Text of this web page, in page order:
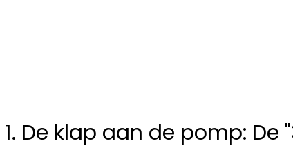
1. De klap aan de pomp: